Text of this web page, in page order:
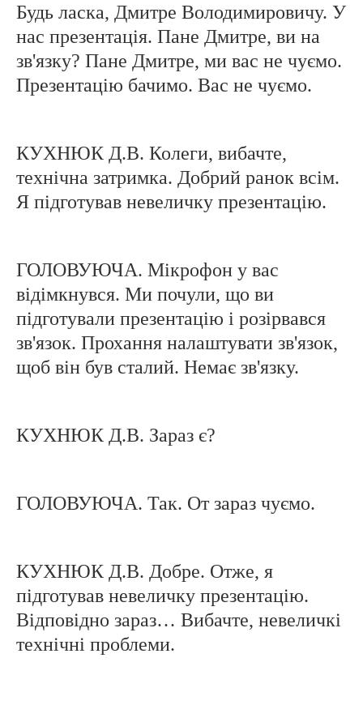
Будь ласка, Дмитре Володимировичу. У
нас презентація. Пане Дмитре, ви на
зв'язку? Пане Дмитре, ми вас не чуємо.
Презентацію бачимо. Вас не чуємо.
КУХНЮК Д.В. Колеги, вибачте,
технічна затримка. Добрий ранок всім.
Я підготував невеличку презентацію.
ГОЛОВУЮЧА. Мікрофон у вас
відімкнувся. Ми почули, що ви
підготували презентацію і розірвався
зв'язок. Прохання налаштувати зв'язок,
щоб він був сталий. Немає зв'язку.
КУХНЮК Д.В. Зараз є?
ГОЛОВУЮЧА. Так. От зараз чуємо.
КУХНЮК Д.В. Добре. Отже, я
підготував невеличку презентацію.
Відповідно зараз… Вибачте, невеличкі
технічні проблеми.